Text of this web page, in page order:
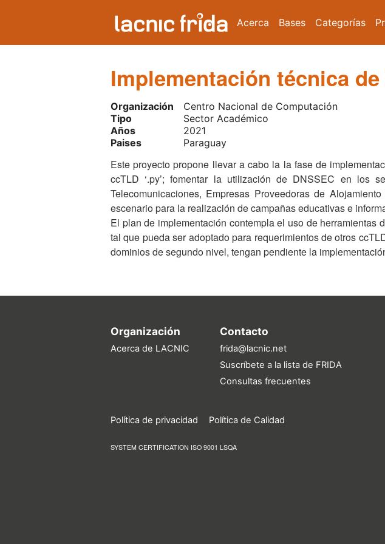
Acerca Bases Categorías
Implementación técnica de
Organización
Centro Nacional de Computación
Tipo
Sector Académico
Años
2021
Paises
Paraguay
Este proyecto propone llevar a cabo la la fase de
ccTLD ‘.py’; fomentar la utilización de DNSSEC en los
Telecomunicaciones, Empresas Proveedoras de
escenario para la realización de campañas educativas e
El plan de implementación contempla el uso de
tal que pueda ser adoptado para requerimientos de otros
dominios de segundo nivel, tengan pendiente la
Organización
Acerca de LACNIC
Contacto
frida@lacnic.net
Suscríbete a la lista de FRIDA
Consultas frecuentes
Política de privacidad Política de Calidad
SYSTEM CERTIFICATION ISO 9001 LSQA